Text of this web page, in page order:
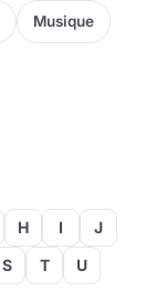
Musique
H I
J
S T
U